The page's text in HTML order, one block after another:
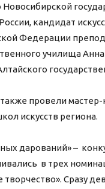
кандидат
Федерации
училища
провели
искусств региона.
дарований» –
в трех
Сразу